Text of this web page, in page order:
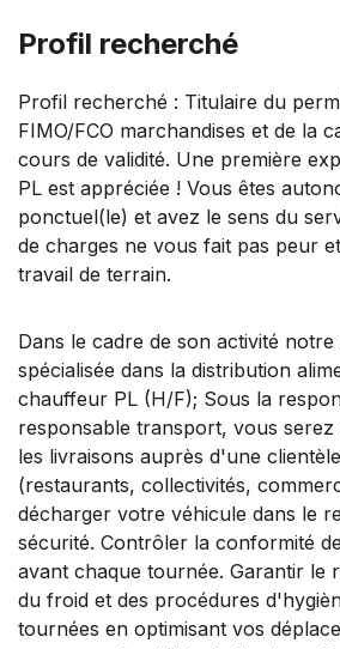
Profil recherché
Profil recherché : Titulaire du
FIMO/FCO marchandises et de la
cours de validité. Une première
PL est appréciée ! Vous êtes
ponctuel(le) et avez le sens du
de charges ne vous fait pas peur
travail de terrain.
Dans le cadre de son activité
spécialisée dans la distribution
chauffeur PL (H/F); Sous la
responsable transport, vous
les livraisons auprès d'une
(restaurants, collectivités,
décharger votre véhicule dans le
sécurité. Contrôler la conformité
avant chaque tournée. Garantir le
du froid et des procédures
tournées en optimisant vos